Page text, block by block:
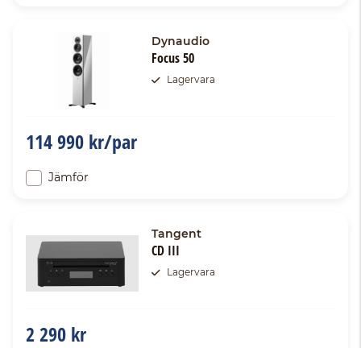
Dynaudio
Focus 50
Lagervara
114 990 kr/par
Jämför
Tangent
CD III
Lagervara
2 290 kr